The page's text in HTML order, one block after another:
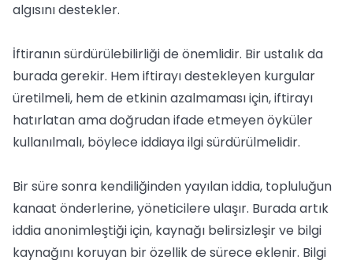
algısını destekler.
İftiranın sürdürülebilirliği de önemlidir. Bir ustalık da
burada gerekir. Hem iftirayı destekleyen kurgular
üretilmeli, hem de etkinin azalmaması için, iftirayı
hatırlatan ama doğrudan ifade etmeyen öyküler
kullanılmalı, böylece iddiaya ilgi sürdürülmelidir.
Bir süre sonra kendiliğinden yayılan iddia, topluluğun
kanaat önderlerine, yöneticilere ulaşır. Burada artık
iddia anonimleştiği için, kaynağı belirsizleşir ve bilgi
kaynağını koruyan bir özellik de sürece eklenir. Bilgi